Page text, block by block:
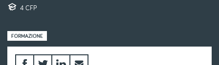
4 CFP
FORMAZIONE